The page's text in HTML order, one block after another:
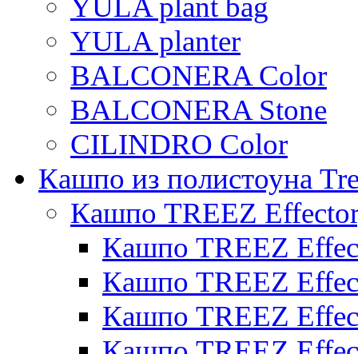
YULA planter
BALCONERA Color
BALCONERA Stone
CILINDRO Color
Кашпо из полистоуна
Кашпо TREEZ
Кашпо TREEZ
Кашпо TREEZ
Кашпо TREEZ